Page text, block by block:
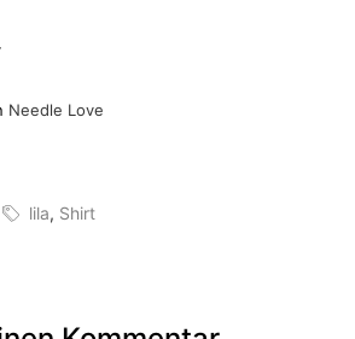
Needle Love
lila, Shirt